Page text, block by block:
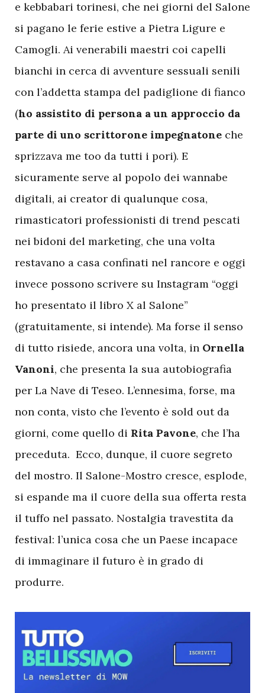
e kebbabari torinesi, che nei giorni del Salone
si pagano le ferie estive a Pietra Ligure e
Camogli. Ai venerabili maestri coi capelli
bianchi in cerca di avventure sessuali senili
con l’addetta stampa del padiglione di fianco
(ho assistito di persona a un approccio da
parte di uno scrittorone impegnatone che
sprizzava me too da tutti i pori). E
sicuramente serve al popolo dei wannabe
digitali, ai creator di qualunque cosa,
rimasticatori professionisti di trend pescati
nei bidoni del marketing, che una volta
restavano a casa confinati nel rancore e oggi
invece possono scrivere su Instagram “oggi
ho presentato il libro X al Salone”
(gratuitamente, si intende). Ma forse il senso
di tutto risiede, ancora una volta, in Ornella
Vanoni, che presenta la sua autobiografia
per La Nave di Teseo. L’ennesima, forse, ma
non conta, visto che l’evento è sold out da
giorni, come quello di Rita Pavone, che l’ha
preceduta. Ecco, dunque, il cuore segreto
del mostro. Il Salone-Mostro cresce, esplode,
si espande ma il cuore della sua offerta resta
il tuffo nel passato. Nostalgia travestita da
festival: l’unica cosa che un Paese incapace
di immaginare il futuro è in grado di
produrre.